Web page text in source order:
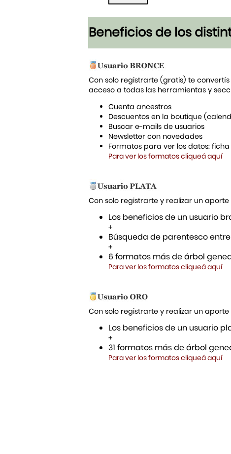
Beneficios de los
Con solo registrarte (gratis) te
acceso a todas las herramientas y
Cuenta ancestros
Descuentos en la boutique
Buscar e-mails de usuarios
Newsletter con novedades
Formatos para ver los datos:
Para ver los formatos cliqueá aquí
Con solo registrarte y realizar un aporte
Los beneficios de un usuario
+
Búsqueda de parentesco
+
6 formatos más de árbol
Para ver los formatos cliqueá aquí
Con solo registrarte y realizar un aporte
Los beneficios de un usuario
+
31 formatos más de árbol
Para ver los formatos cliqueá aquí